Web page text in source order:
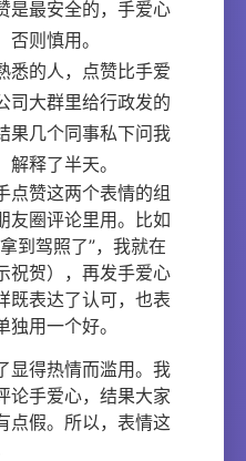
是最安全的，手爱心
则慎用。
悉的人，点赞比手爱
司大群里给行政发的
果几个同事私下问我
释了半天。
点赞这两个表情的组
友圈评论里用。比如
到驾照了”，我就在
祝贺），再发手爱心
既表达了认可，也表
用一个好。
显得热情而滥用。我
论手爱心，结果大家
点假。所以，表情这